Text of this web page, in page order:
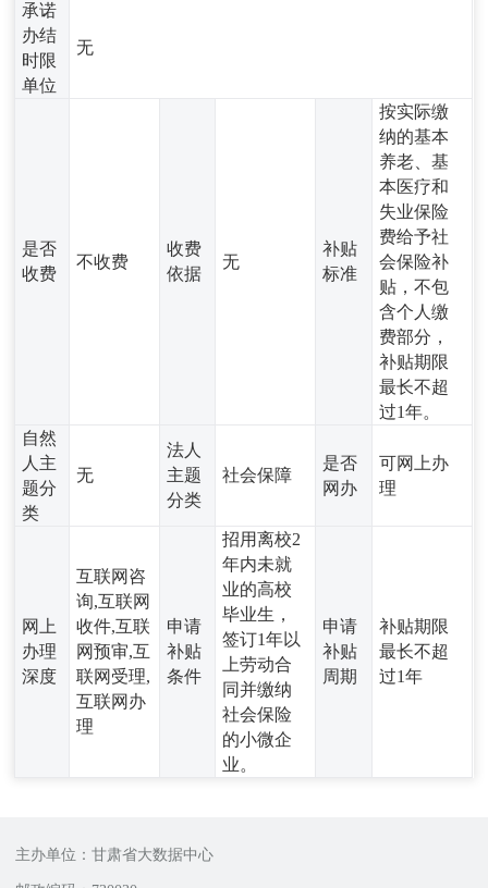
承诺
办结
时限
单位
无
是否
收费
不收费
收费
依据
无
补贴
标准
按实际缴
纳的基本
养老、基
本医疗和
失业保险
费给予社
会保险补
贴，不包
含个人缴
费部分，
补贴期限
最长不超
过1年。
自然
人主
题分
类
无
法人
主题
分类
社会保障
是否
网办
可网上办
理
网上
办理
深度
互联网咨
询,互联网
收件,互联
网预审,互
联网受理,
互联网办
理
申请
补贴
条件
招用离校2
年内未就
业的高校
毕业生，
签订1年以
上劳动合
同并缴纳
社会保险
的小微企
业。
申请
补贴
周期
补贴期限
最长不超
过1年
主办单位：甘肃省大数据中心